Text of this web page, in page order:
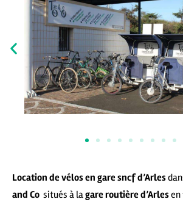
Location de vélos en gare sncf d’Arles
and Co situés à lagare routière d’Arlesen